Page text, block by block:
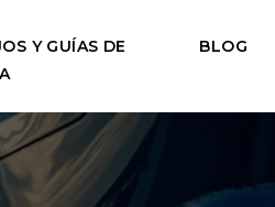
Y GUÍAS DE
BLOG